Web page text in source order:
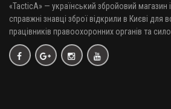
«TacticA» — український збройовий магазин
справжні знавці зброї відкрили в Києві для
працівників правоохоронних органів та